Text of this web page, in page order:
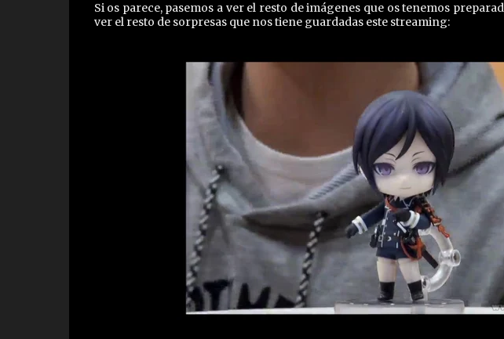
Si os parece, pasemos a ver el resto de imágenes que os tenemos
ver el resto de sorpresas que nos tiene guardadas este streaming: